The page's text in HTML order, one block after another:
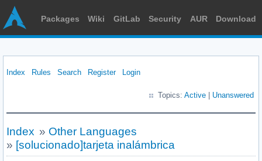
Packages Wiki GitLab Security AUR Download
Index Rules Search Register Login
Topics: Active Unanswered
Index » Other Languages
» [solucionado]tarjeta inalámbrica